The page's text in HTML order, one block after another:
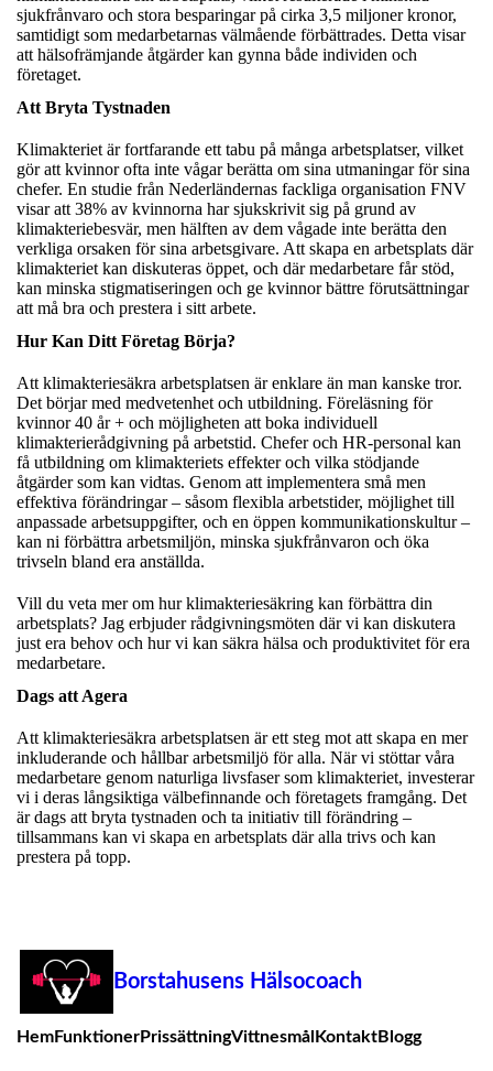
sjukfrånvaro och stora besparingar på cirka 3,5 miljoner kronor,
samtidigt som medarbetarnas välmående förbättrades. Detta visar
att hälsofrämjande åtgärder kan gynna både individen och
företaget.
Att Bryta Tystnaden
Klimakteriet är fortfarande ett tabu på många arbetsplatser, vilket
gör att kvinnor ofta inte vågar berätta om sina utmaningar för sina
chefer. En studie från Nederländernas fackliga organisation FNV
visar att 38% av kvinnorna har sjukskrivit sig på grund av
klimakteriebesvär, men hälften av dem vågade inte berätta den
verkliga orsaken för sina arbetsgivare. Att skapa en arbetsplats där
klimakteriet kan diskuteras öppet, och där medarbetare får stöd,
kan minska stigmatiseringen och ge kvinnor bättre förutsättningar
att må bra och prestera i sitt arbete.
Hur Kan Ditt Företag Börja?
Att klimakteriesäkra arbetsplatsen är enklare än man kanske tror.
Det börjar med medvetenhet och utbildning. Föreläsning för
kvinnor 40 år + och möjligheten att boka individuell
klimakterierådgivning på arbetstid. Chefer och HR-personal kan
få utbildning om klimakteriets effekter och vilka stödjande
åtgärder som kan vidtas. Genom att implementera små men
effektiva förändringar – såsom flexibla arbetstider, möjlighet till
anpassade arbetsuppgifter, och en öppen kommunikationskultur –
kan ni förbättra arbetsmiljön, minska sjukfrånvaron och öka
trivseln bland era anställda.
Vill du veta mer om hur klimakteriesäkring kan förbättra din
arbetsplats? Jag erbjuder rådgivningsmöten där vi kan diskutera
just era behov och hur vi kan säkra hälsa och produktivitet för era
medarbetare.
Dags att Agera
Att klimakteriesäkra arbetsplatsen är ett steg mot att skapa en mer
inkluderande och hållbar arbetsmiljö för alla. När vi stöttar våra
medarbetare genom naturliga livsfaser som klimakteriet, investerar
vi i deras långsiktiga välbefinnande och företagets framgång. Det
är dags att bryta tystnaden och ta initiativ till förändring –
tillsammans kan vi skapa en arbetsplats där alla trivs och kan
prestera på topp.
Borstahusens Hälsocoach
HemFunktionerPrissättningVittnesmålKontaktBlogg